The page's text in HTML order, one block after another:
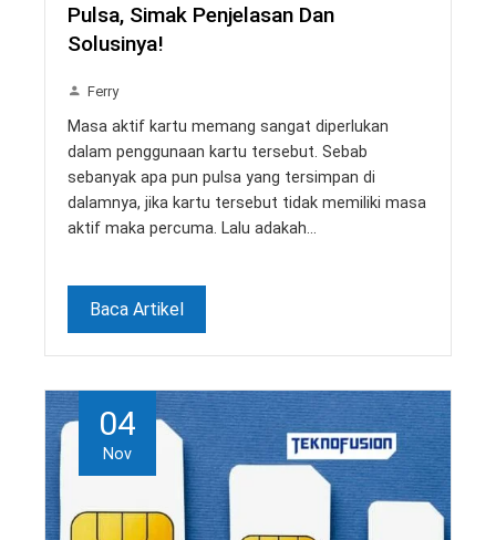
Pulsa, Simak Penjelasan Dan
Solusinya!
Ferry
Masa aktif kartu memang sangat diperlukan
dalam penggunaan kartu tersebut. Sebab
sebanyak apa pun pulsa yang tersimpan di
dalamnya, jika kartu tersebut tidak memiliki masa
aktif maka percuma. Lalu adakah…
Baca Artikel
04
Nov